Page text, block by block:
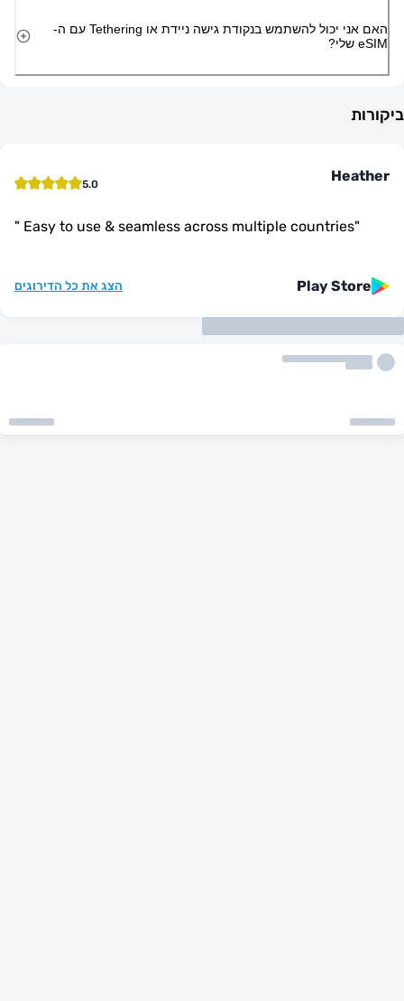
האם אני יכול להשתמש בנקודת גישה ניידת או Tethering עם ה-
"Easy to use & seamless across multiple
Play הצג את כל הדירוגים